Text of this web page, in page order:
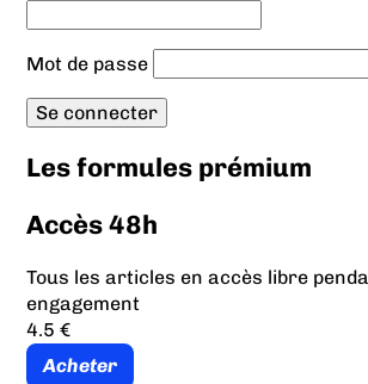
Mot de passe
Les formules prémium
Accès 48h
Tous les articles en accès libre
engagement
4.5 €
Acheter